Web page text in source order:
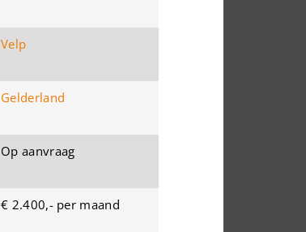
Velp
Gelderland
Op aanvraag
€ 2.400,- per maand